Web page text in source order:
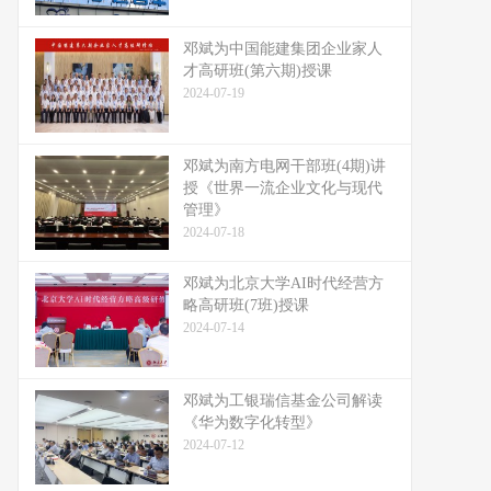
邓斌为中国能建集团企业家人
才高研班(第六期)授课
2024-07-19
邓斌为南方电网干部班(4期)讲
授《世界一流企业文化与现代
管理》
2024-07-18
邓斌为北京大学AI时代经营方
略高研班(7班)授课
2024-07-14
邓斌为工银瑞信基金公司解读
《华为数字化转型》
2024-07-12